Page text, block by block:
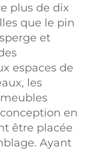
plus de dix
que le pin
et
espaces de
les
en
être placée
Ayant